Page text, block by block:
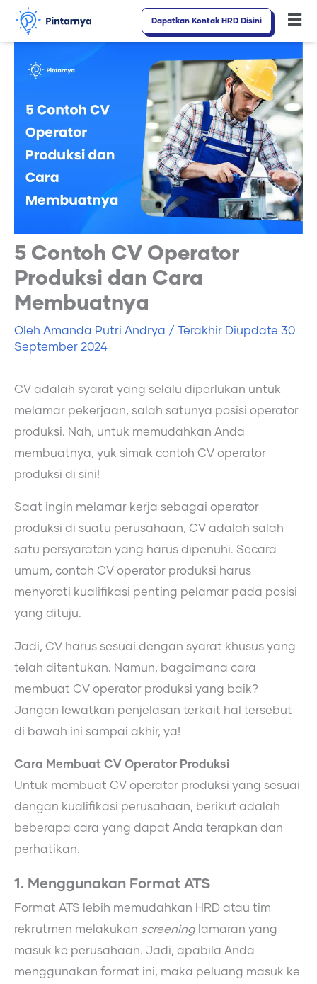
Lewati
Dapatkan Kontak HRD Disini
5 Contoh CV Operator
Produksi dan Cara
Membuatnya
Oleh Amanda Putri Andrya / Terakhir Diupdate 30
September 2024
CV adalah syarat yang selalu diperlukan untuk
melamar pekerjaan, salah satunya posisi operator
produksi. Nah, untuk memudahkan Anda
membuatnya, yuk simak contoh CV operator
produksi di sini!
Saat ingin melamar kerja sebagai operator
produksi di suatu perusahaan, CV adalah salah
satu persyaratan yang harus dipenuhi. Secara
umum, contoh CV operator produksi harus
menyoroti kualifikasi penting pelamar pada posisi
yang dituju.
Jadi, CV harus sesuai dengan syarat khusus yang
telah ditentukan. Namun, bagaimana cara
membuat CV operator produksi yang baik?
Jangan lewatkan penjelasan terkait hal tersebut
di bawah ini sampai akhir, ya!
Cara Membuat CV Operator Produksi
Untuk membuat CV operator produksi yang sesuai
dengan kualifikasi perusahaan, berikut adalah
beberapa cara yang dapat Anda terapkan dan
perhatikan.
1. Menggunakan Format ATS
Format ATS lebih memudahkan HRD atau tim
rekrutmen melakukan screening lamaran yang
masuk ke perusahaan. Jadi, apabila Anda
menggunakan format ini, maka peluang masuk ke